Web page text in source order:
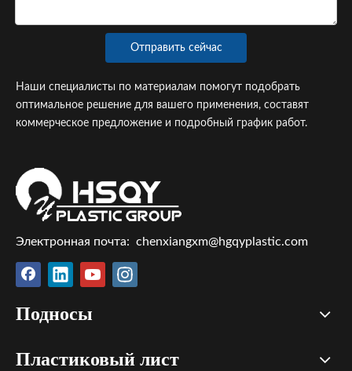
Отправить сейчас
Наши специалисты по материалам помогут подобрать
оптимальное решение для вашего применения, составят
коммерческое предложение и подробный график работ.
Электронная почта: chenxiangxm@hgqyplastic.com
Подносы
Пластиковый лист